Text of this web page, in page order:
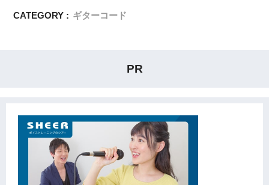
CATEGORY : ギターコード
PR